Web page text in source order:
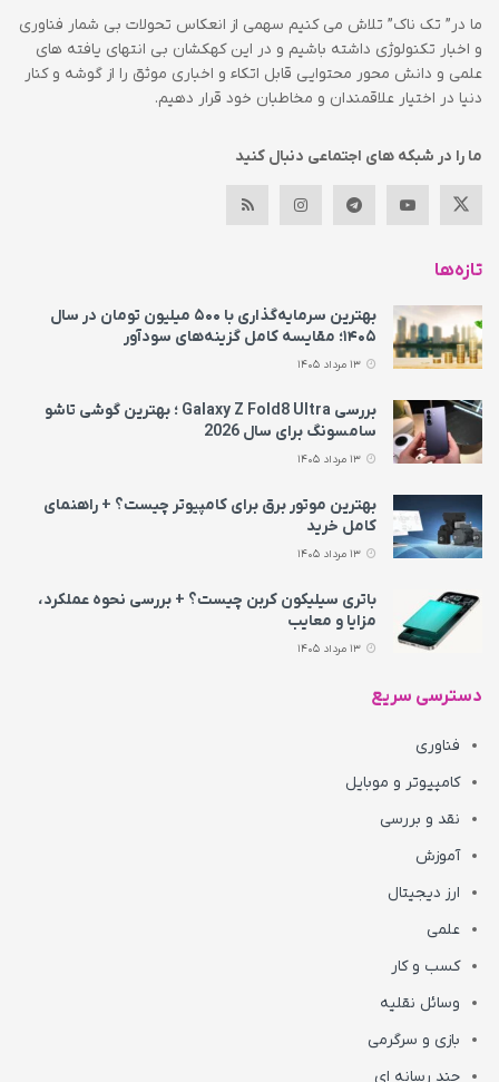
ما در” تک ناک” تلاش می کنیم سهمی از انعکاس تحولات بی شمار فناوری
و اخبار تکنولوژی داشته باشیم و در این کهکشان بی انتهای یافته های
علمی و دانش محور محتوایی قابل اتکاء و اخباری موثق را از گوشه و کنار
دنیا در اختیار علاقمندان و مخاطبان خود قرار دهیم.
ما را در شبکه های اجتماعی دنبال کنید
تازه‌ها
بهترین سرمایه‌گذاری با ۵۰۰ میلیون تومان در سال
۱۴۰۵؛ مقایسه کامل گزینه‌های سودآور
بررسی Galaxy Z Fold8 Ultra ؛ بهترین گوشی تاشو
سامسونگ برای سال 2026
بهترین موتور برق برای کامپیوتر چیست؟ + راهنمای
کامل خرید
باتری سیلیکون کربن چیست؟ + بررسی نحوه عملکرد،
مزایا و معایب
دسترسی سریع
فناوری
کامپیوتر و موبایل
نقد و بررسی
آموزش
ارز دیجیتال
علمی
کسب و کار
وسائل نقلیه
بازی و سرگرمی
چند رسانه ای